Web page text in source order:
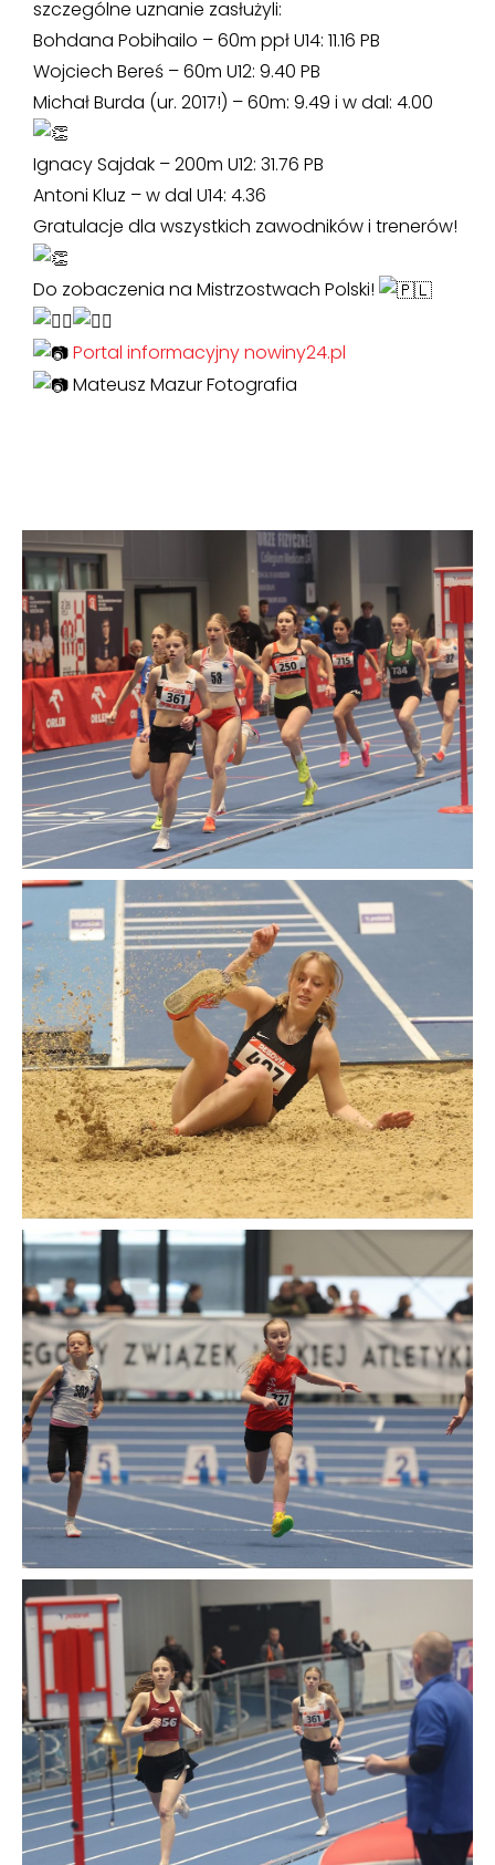
szczególne uznanie zasłużyli:
Bohdana Pobihailo – 60m ppł U14: 11.16 PB
Wojciech Bereś – 60m U12: 9.40 PB
Michał Burda (ur. 2017!) – 60m: 9.49 i w dal: 4.00
Ignacy Sajdak – 200m U12: 31.76 PB
Antoni Kluz – w dal U14: 4.36
Gratulacje dla wszystkich zawodników i trenerów!
Do zobaczenia na Mistrzostwach Polski!
Portal informacyjny nowiny24.pl
Mateusz Mazur Fotografia